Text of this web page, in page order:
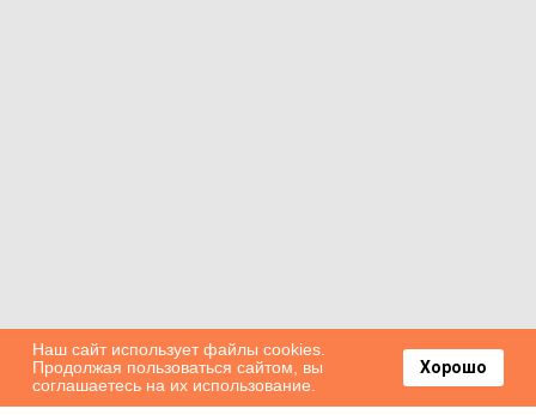
Наш сайт использует файлы cookies.
Продолжая пользоваться сайтом, вы
соглашаетесь на их использование.
Хорошо